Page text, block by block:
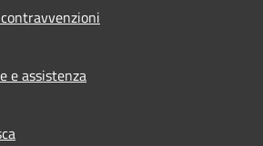
e assistenza